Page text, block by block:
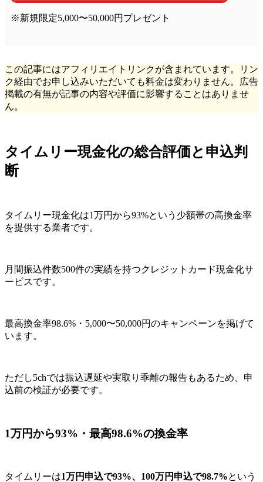
※新規限定5,000〜50,000円プレゼント
この記事にはアフィリエイトリンクが含まれています。リン
ク経由でお申し込みいただいても料金は変わりません。広告
掲載の有無が記事の内容や評価に影響することはありませ
ん。
タイムリー現金化の総合評価と申込判
断
タイムリー現金化は1万円から93%という少額帯の高換金率
を提供する業者です。
月間振込件数500件の実績を持つクレジットカード現金化サ
ービスです。
最高換金率98.6%・5,000〜50,000円のキャンペーンを掲げて
います。
ただし5chでは振込遅延や実取り乖離の報告もあるため、申
込前の検証が必要です。
1万円から93%・最高98.6%の換金率
タイムリーは1万円申込で93%、100万円申込で98.7%という